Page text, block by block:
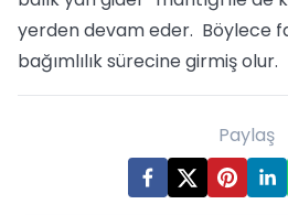
yerden devam eder. Böylece
bağımlılık sürecine girmiş olur.
Paylaş